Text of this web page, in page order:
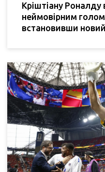
Кріштіану Роналду
неймовірним голом
встановивши